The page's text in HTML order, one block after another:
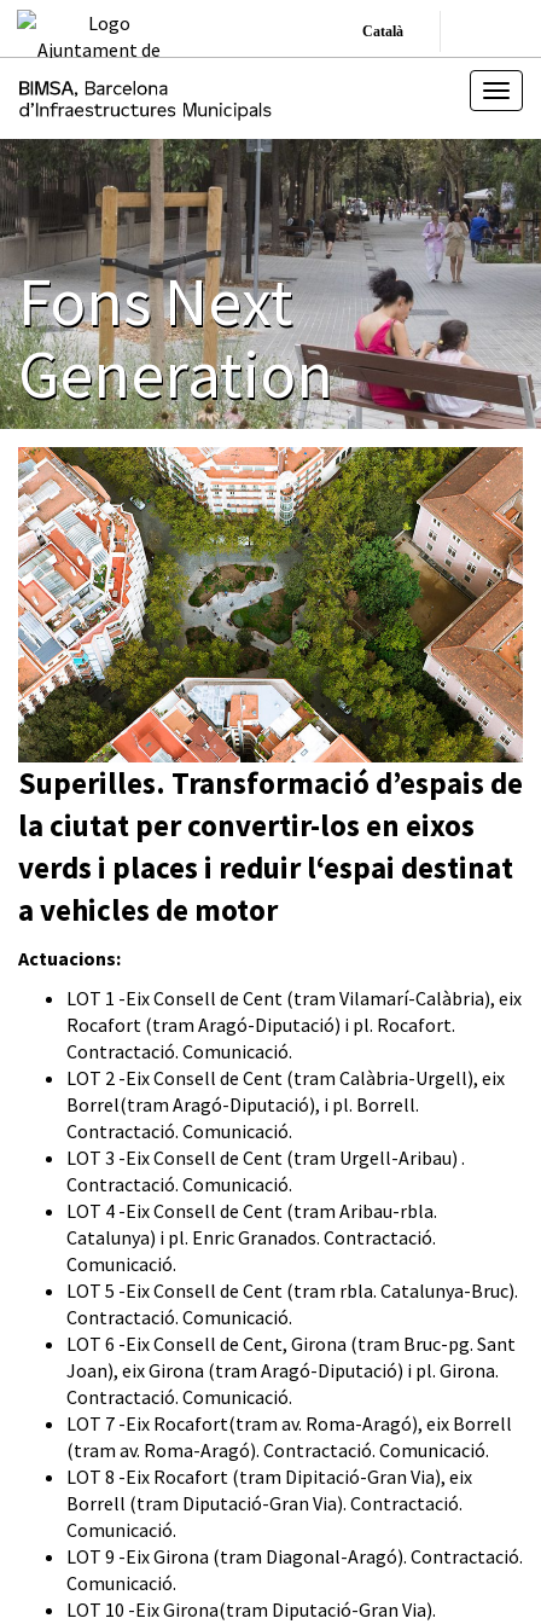
Català
Fons Next
Generation
Superilles. Transformació d’espais de
la ciutat per convertir-los en eixos
verds i places i reduir l‘espai destinat
a vehicles de motor
Actuacions:
LOT 1 -Eix Consell de Cent (tram Vilamarí-Calàbria), eix
Rocafort (tram Aragó-Diputació) i pl. Rocafort.
Contractació. Comunicació.
LOT 2 -Eix Consell de Cent (tram Calàbria-Urgell), eix
Borrel(tram Aragó-Diputació), i pl. Borrell.
Contractació. Comunicació.
LOT 3 -Eix Consell de Cent (tram Urgell-Aribau) .
Contractació. Comunicació.
LOT 4 -Eix Consell de Cent (tram Aribau-rbla.
Catalunya) i pl. Enric Granados. Contractació.
Comunicació.
LOT 5 -Eix Consell de Cent (tram rbla. Catalunya-Bruc).
Contractació. Comunicació.
LOT 6 -Eix Consell de Cent, Girona (tram Bruc-pg. Sant
Joan), eix Girona (tram Aragó-Diputació) i pl. Girona.
Contractació. Comunicació.
LOT 7 -Eix Rocafort(tram av. Roma-Aragó), eix Borrell
(tram av. Roma-Aragó). Contractació. Comunicació.
LOT 8 -Eix Rocafort (tram Dipitació-Gran Via), eix
Borrell (tram Diputació-Gran Via). Contractació.
Comunicació.
LOT 9 -Eix Girona (tram Diagonal-Aragó). Contractació.
Comunicació.
LOT 10 -Eix Girona(tram Diputació-Gran Via).